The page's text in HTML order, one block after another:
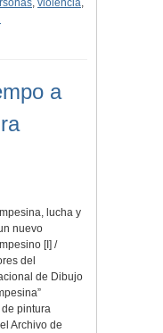
, violencia,
a
lucha y
nuevo
[I] /
del
de Dibujo
pintura
Archivo de